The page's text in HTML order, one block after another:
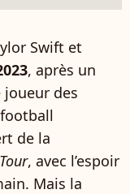
Swift et
, après un
joueur des
de la
, avec l’espoir
Mais la